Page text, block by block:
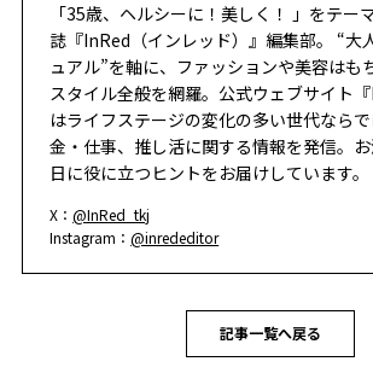
「35歳、ヘルシーに！美しく！ 」をテー
誌『InRed（インレッド）』編集部。 “大
ュアル”を軸に、ファッションや美容はも
スタイル全般を網羅。公式ウェブサイト
はライフステージの変化の多い世代なら
金・仕事、推し活に関する情報を発信。
日に役に立つヒントをお届けしています。
X：@InRed_tkj
Instagram：@inrededitor
記事一覧へ戻る